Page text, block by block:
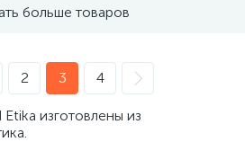
больше товаров
2 3 4
изготовлены из